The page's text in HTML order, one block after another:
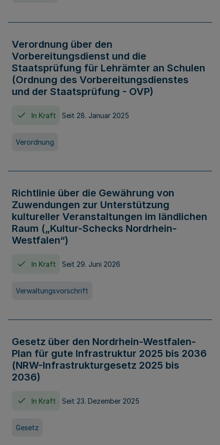
Verordnung über den
Vorbereitungsdienst und die
Staatsprüfung für Lehrämter an Schulen
(Ordnung des Vorbereitungsdienstes
und der Staatsprüfung - OVP)
In Kraft Seit 28. Januar 2025
Verordnung
Richtlinie über die Gewährung von
Zuwendungen zur Unterstützung
kultureller Veranstaltungen im ländlichen
Raum („Kultur-Schecks Nordrhein-
Westfalen“)
In Kraft Seit 29. Juni 2026
Verwaltungsvorschrift
Gesetz über den Nordrhein-Westfalen-
Plan für gute Infrastruktur 2025 bis 2036
(NRW-Infrastrukturgesetz 2025 bis
2036)
In Kraft Seit 23. Dezember 2025
Gesetz